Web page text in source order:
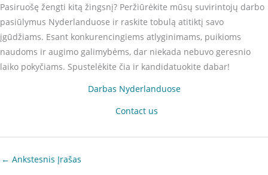
Pasiruošę žengti kitą žingsnį? Peržiūrėkite mūsų suvirintojų darbo
pasiūlymus Nyderlanduose ir raskite tobulą atitiktį savo
įgūdžiams. Esant konkurencingiems atlyginimams, puikioms
naudoms ir augimo galimybėms, dar niekada nebuvo geresnio
laiko pokyčiams. Spustelėkite čia ir kandidatuokite dabar!
Darbas Nyderlanduose(opens in new tab)
Contact us
← Ankstesnis Įrašas